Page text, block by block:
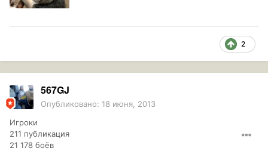
2
567GJ
Опубликовано: 18 июня, 2013
Игроки
211 публикация
21 178 боёв